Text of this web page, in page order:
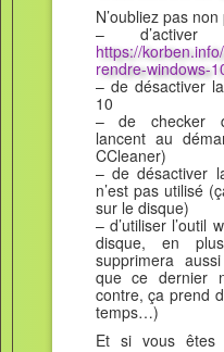
N’oubliez pas non
–
https://
rendre-windows-
– de désactiver
10
– de checker
lancent au
CCleaner)
– de désactiver
n’est pas utilisé
sur le disque)
– d’utiliser l’outil
disque, en
supprimera
que ce dernier
contre, ça prend
temps…)
Et si vous êtes